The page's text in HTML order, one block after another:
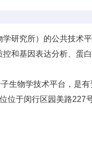
研究所）的公共技术
和基因表达分析、蛋
生物学技术平台，是有
位于闵行区园美路227